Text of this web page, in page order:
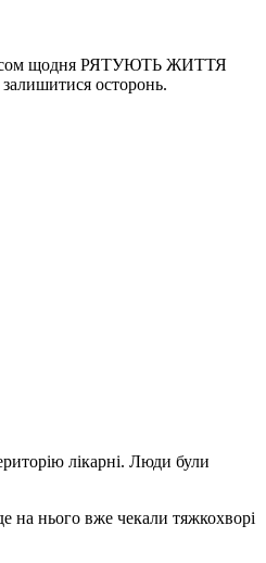
щодня РЯТУЮТЬ ЖИТТЯ
осторонь.
лікарні. Люди були
на нього вже чекали тяжкохворі